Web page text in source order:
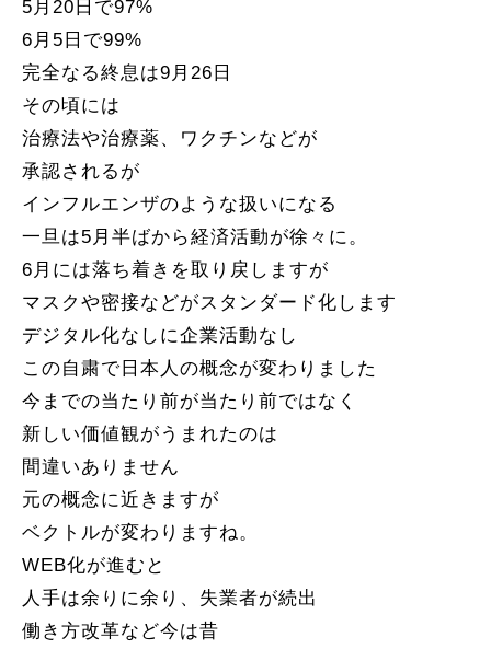
5月20日で97%
6月5日で99%
完全なる終息は9月26日
その頃には
治療法や治療薬、ワクチンなどが
承認されるが
インフルエンザのような扱いになる
一旦は5月半ばから経済活動が徐々に。
6月には落ち着きを取り戻しますが
マスクや密接などがスタンダード化します
デジタル化なしに企業活動なし
この自粛で日本人の概念が変わりました
今までの当たり前が当たり前ではなく
新しい価値観がうまれたのは
間違いありません
元の概念に近きますが
ベクトルが変わりますね。
WEB化が進むと
人手は余りに余り、失業者が続出
働き方改革など今は昔